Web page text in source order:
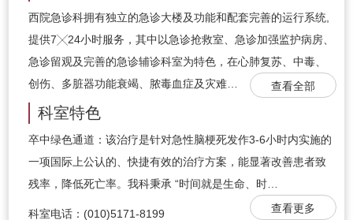
西院急诊科拥有独立的急诊大楼及功能和配套完善的运行系统,
提供7╳24小时服务，其中以急诊抢救室、急诊加强监护病房、
急诊留观及完善的急诊辅诊科室为特色，在心肺复苏、中毒、
创伤、多脏器功能衰竭、脓毒血症及灾难…
查看全部
科室特色
卒中绿色通道：该治疗是针对急性脑梗死发作3-6小时内实施的
一项国际上公认的、快捷有效的治疗方案，能显著改善患者致
残率，降低死亡率。我科秉承 “时间就是生命、时…
查看更多
科室电话：(010)5171-8199